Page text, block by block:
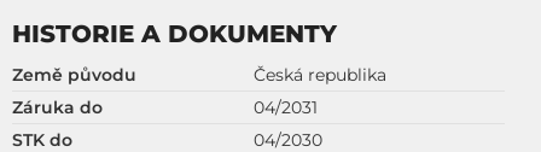
HISTORIE A DOKUMENTY
Země původu
Česká republika
Záruka do
04/2031
STK do
04/2030